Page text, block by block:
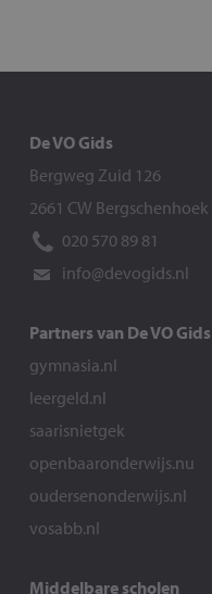
De VO Gids
Bergweg Zuid 126
2661 CW Bergschenhoek
020 570 89 81
info@devogids.nl
Partners van De VO Gids
gymnasia.nl
leergeld.nl
saarisnietgek
openbaaronderwijs.nu
oudersenonderwijs.nl
vosabb.nl
Middelbare scholen